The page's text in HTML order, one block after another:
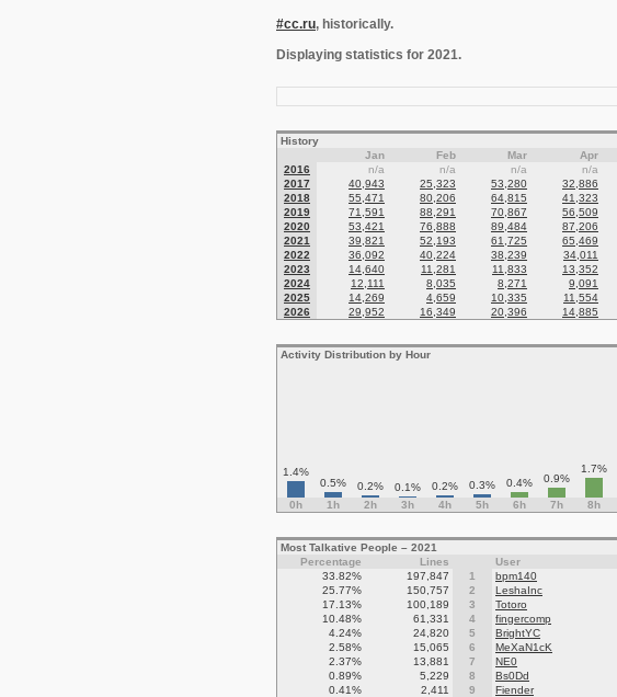
#cc.ru, historically.
Displaying statistics for 2021.
History
Jan
Feb Mar Apr
2016
n/a n/a n/a n/a
2017
40,943 25,323 53,280 32,886
2018
55,471 80,206 64,815 41,323
2019
71,591 88,291 70,867 56,509
2020
53,421 76,888 89,484 87,206
2021
39,821 52,193 61,725 65,469
2022
36,092 40,224 38,239 34,011
2023
14,640 11,281 11,833 13,352
2024
12,111 8,035 8,271 9,091
2025
14,269 4,659 10,335 11,554
2026
29,952 16,349 20,396 14,885
Activity Distribution by Hour
1.4%
0.5%
0.2% 0.1% 0.2% 0.3% 0.4% 0.9%
1.7%
0h 1h 2h 3h 4h 5h 6h 7h 8h
Most Talkative People – 2021
Percentage
Lines User
33.82%
197,847 1 bpm140
25.77%
150,757 2 LeshaInc
17.13%
100,189 3 Totoro
10.48%
61,331 4 fingercomp
4.24%
24,820 5 BrightYC
2.58%
15,065 6 MeXaN1cK
2.37%
13,881 7 NE0
0.89%
5,229 8 Bs0Dd
0.41%
2,411 9 Fiender